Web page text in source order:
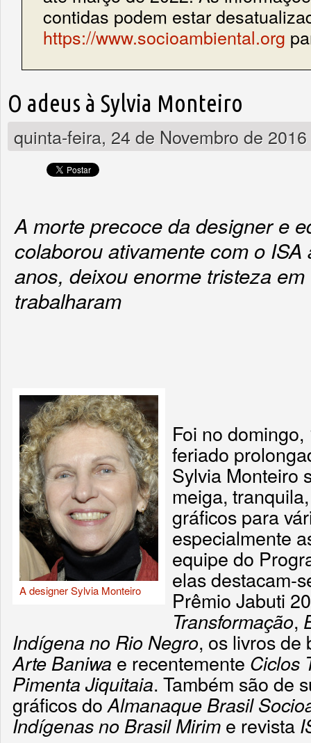
contidas podem estar
https://www.socioambiental.org
O adeus à Sylvia Monteiro
quinta-feira, 24 de Novembro de 2016
A morte precoce da designer e
colaborou ativamente com o
anos, deixou enorme tristeza
trabalharam
A designer Sylvia Monteiro
Foi no
feriado
Sylvia Monteiro
meiga,
gráficos para
especialmente
equipe do
elas destacam-
Prêmio Jabuti
Transformação,
Indígena no Rio Negro, os livros
Arte Baniwa e recentemente Ciclos
Pimenta Jiquitaia. Também são de
gráficos doAlmanaque Brasil
Indígenas no Brasil Mirim e revista